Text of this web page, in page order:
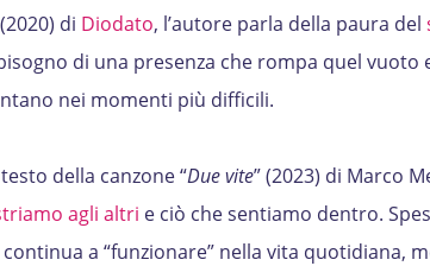
di Diodato, l’autore parla della paura del
di una presenza che rompa quel
nei momenti più difficili.
della canzone “Due vite” (2023) di Marco
agli altri e ciò che sentiamo dentro.
a “funzionare” nella vita quotidiana,